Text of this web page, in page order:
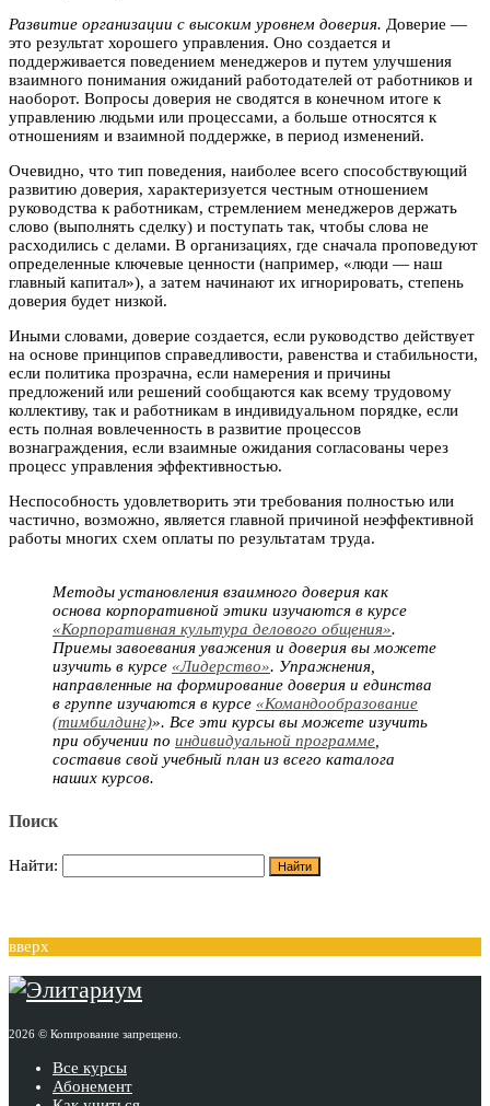
Развитие организации с высоким уровнем доверия. Доверие —
это результат хорошего управления. Оно создается и
поддерживается поведением менеджеров и путем улучшения
взаимного понимания ожиданий работодателей от работников и
наоборот. Вопросы доверия не сводятся в конечном итоге к
управлению людьми или процессами, а больше относятся к
отношениям и взаимной поддержке, в период изменений.
Очевидно, что тип поведения, наиболее всего способствующий
развитию доверия, характеризуется честным отношением
руководства к работникам, стремлением менеджеров держать
слово (выполнять сделку) и поступать так, чтобы слова не
расходились с делами. В организациях, где сначала проповедуют
определенные ключевые ценности (например, «люди — наш
главный капитал»), а затем начинают их игнорировать, степень
доверия будет низкой.
Иными словами, доверие создается, если руководство действует
на основе принципов справедливости, равенства и стабильности,
если политика прозрачна, если намерения и причины
предложений или решений сообщаются как всему трудовому
коллективу, так и работникам в индивидуальном порядке, если
есть полная вовлеченность в развитие процессов
вознаграждения, если взаимные ожидания согласованы через
процесс управления эффективностью.
Неспособность удовлетворить эти требования полностью или
частично, возможно, является главной причиной неэффективной
работы многих схем оплаты по результатам труда.
Методы установления взаимного доверия как
основа корпоративной этики изучаются в курсе
«Корпоративная культура делового общения».
Приемы завоевания уважения и доверия вы можете
изучить в курсе «Лидерство». Упражнения,
направленные на формирование доверия и единства
в группе изучаются в курсе «Командообразование
(тимбилдинг)». Все эти курсы вы можете изучить
при обучении по индивидуальной программе,
составив свой учебный план из всего каталога
наших курсов.
Поиск
Найти:
вверх
2026 © Копирование запрещено.
Все курсы
Абонемент